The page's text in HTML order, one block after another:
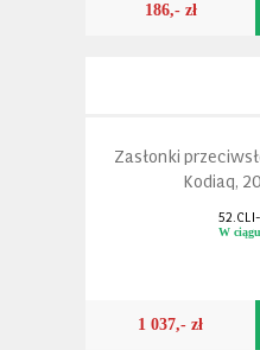
186,- zł
Zasłonki
Kodiaq,
W
1 037,- zł